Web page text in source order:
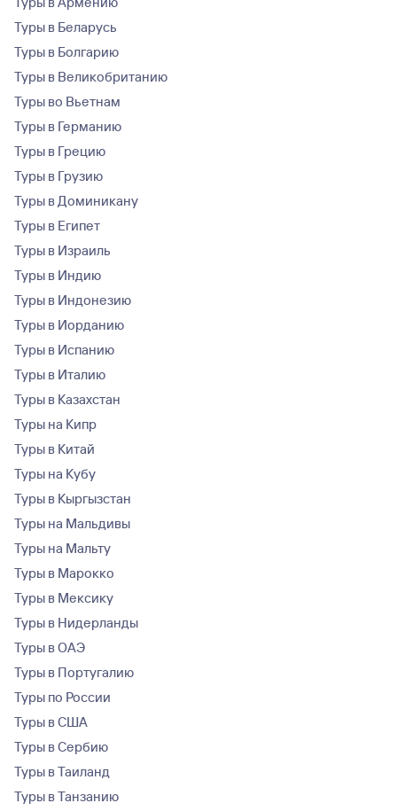
Туры в Беларусь
Туры в Болгарию
Туры в Великобританию
Туры во Вьетнам
Туры в Германию
Туры в Грецию
Туры в Грузию
Туры в Доминикану
Туры в Египет
Туры в Израиль
Туры в Индию
Туры в Индонезию
Туры в Иорданию
Туры в Испанию
Туры в Италию
Туры в Казахстан
Туры на Кипр
Туры в Китай
Туры на Кубу
Туры в Кыргызстан
Туры на Мальдивы
Туры на Мальту
Туры в Марокко
Туры в Мексику
Туры в Нидерланды
Туры в ОАЭ
Туры в Португалию
Туры по России
Туры в США
Туры в Сербию
Туры в Таиланд
Туры в Танзанию